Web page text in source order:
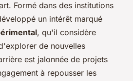
Formé dans des institutions
un intérêt marqué
, qu'il considère
de nouvelles
est jalonnée de projets
à repousser les